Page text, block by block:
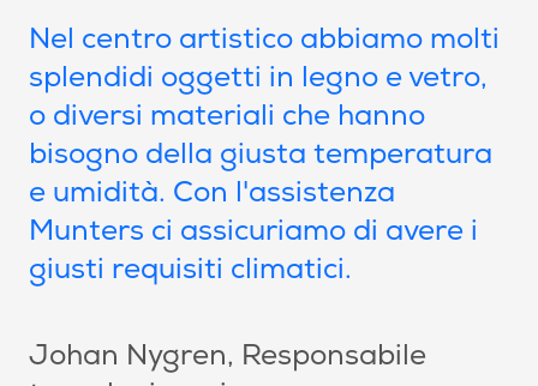
Nel centro artistico abbiamo molti
splendidi oggetti in legno e vetro,
o diversi materiali che hanno
bisogno della giusta temperatura
e umidità. Con l'assistenza
Munters ci assicuriamo di avere i
giusti requisiti climatici.
Johan Nygren, Responsabile